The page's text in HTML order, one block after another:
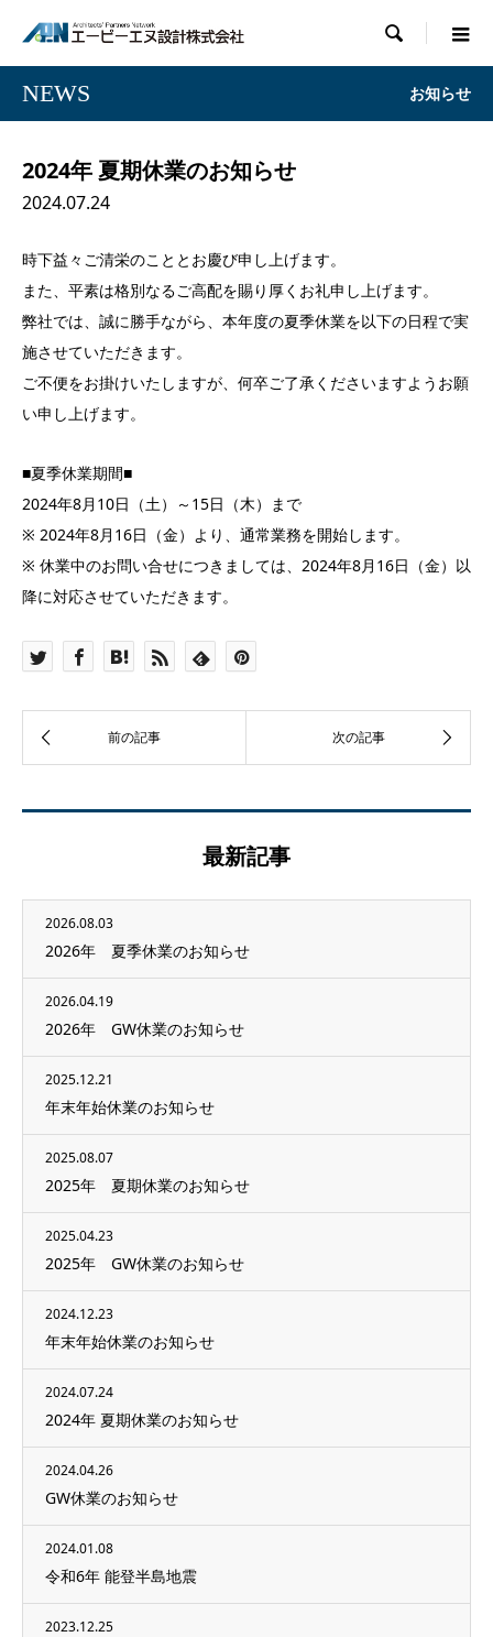

NEWS お知らせ
2024年 夏期休業のお知らせ
2024.07.24
時下益々ご清栄のこととお慶び申し上げます。
また、平素は格別なるご高配を賜り厚くお礼申し上げます。
弊社では、誠に勝手ながら、本年度の夏季休業を以下の日程で実
施させていただきます。
ご不便をお掛けいたしますが、何卒ご了承くださいますようお願
い申し上げます。
■夏季休業期間■
2024年8月10日（土）～15日（木）まで
※ 2024年8月16日（金）より、通常業務を開始します。
※ 休業中のお問い合せにつきましては、2024年8月16日（金）以
降に対応させていただきます。
最新記事
2026.08.03
2026年 夏季休業のお知らせ
2026.04.19
2026年 GW休業のお知らせ
2025.12.21
年末年始休業のお知らせ
2025.08.07
2025年 夏期休業のお知らせ
2025.04.23
2025年 GW休業のお知らせ
2024.12.23
年末年始休業のお知らせ
2024.07.24
2024年 夏期休業のお知らせ
2024.04.26
GW休業のお知らせ
2024.01.08
令和6年 能登半島地震
2023.12.25